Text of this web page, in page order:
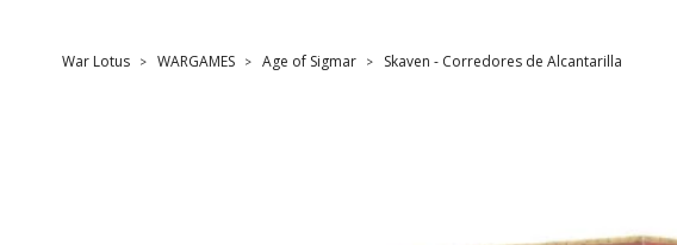
War Lotus WARGAMES Age of Sigmar Skaven - Corredores de Alcantarilla